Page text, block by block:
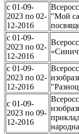
c 01-09-
2023 по 02-
12-2016
"Мой
c 01-09-
2023 по 02-
12-2016
c 01-09-
2023 по 02-
12-2016
c 01-09-
2023 по 09-
12-2016